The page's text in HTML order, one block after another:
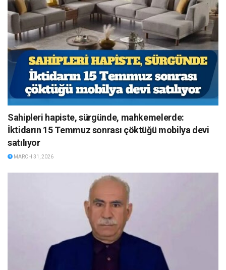
Sahipleri hapiste, sürgünde, mahkemelerde:
İktidarın 15 Temmuz sonrası çöktüğü mobilya devi
satılıyor
MARCH 31, 2026